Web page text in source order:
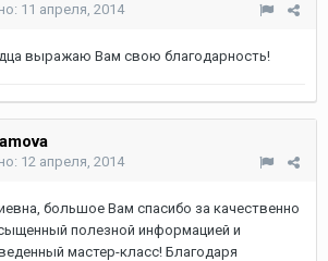
11 апреля, 2014
выражаю Вам свою благодарность!
12 апреля, 2014
большое Вам спасибо за качественно
полезной информацией и
мастер-класс! Благодаря